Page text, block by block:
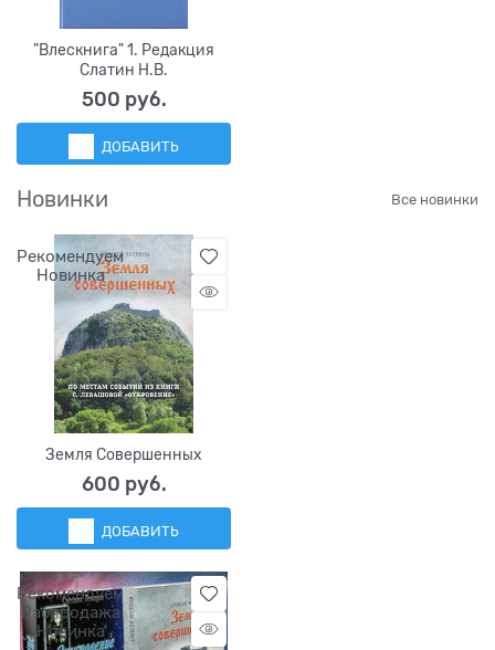
"Влескнига" 1. Редакция
Слатин Н.В.
500 руб.
ДОБАВИТЬ
Новинки Все новинки
Рекомендуем
Новинка
Земля Совершенных
600 руб.
ДОБАВИТЬ
Рекомендуем
Распродажа
Новинка